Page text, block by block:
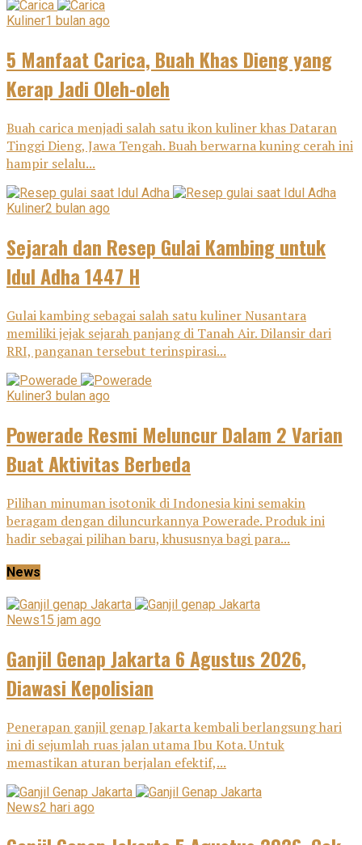
Kuliner1 bulan ago
5 Manfaat Carica, Buah Khas Dieng yang
Kerap Jadi Oleh-oleh
Buah carica menjadi salah satu ikon kuliner khas Dataran
Tinggi Dieng, Jawa Tengah. Buah berwarna kuning cerah ini
hampir selalu...
Kuliner2 bulan ago
Sejarah dan Resep Gulai Kambing untuk
Idul Adha 1447 H
Gulai kambing sebagai salah satu kuliner Nusantara
memiliki jejak sejarah panjang di Tanah Air. Dilansir dari
RRI, panganan tersebut terinspirasi...
Kuliner3 bulan ago
Powerade Resmi Meluncur Dalam 2 Varian
Buat Aktivitas Berbeda
Pilihan minuman isotonik di Indonesia kini semakin
beragam dengan diluncurkannya Powerade. Produk ini
hadir sebagai pilihan baru, khususnya bagi para...
News
News15 jam ago
Ganjil Genap Jakarta 6 Agustus 2026,
Diawasi Kepolisian
Penerapan ganjil genap Jakarta kembali berlangsung hari
ini di sejumlah ruas jalan utama Ibu Kota. Untuk
memastikan aturan berjalan efektif,...
News2 hari ago